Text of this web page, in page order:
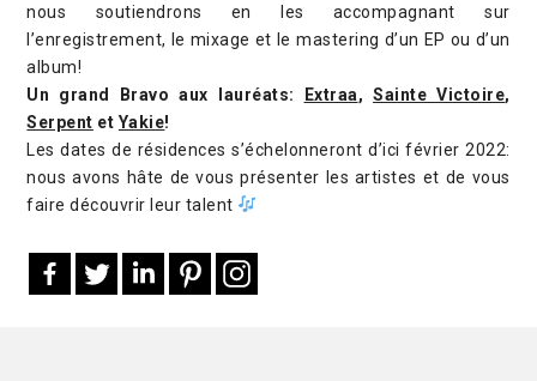
nous soutiendrons en les accompagnant sur
l’enregistrement, le mixage et le mastering d’un EP ou d’un
album!
Un grand Bravo aux lauréats:
Extraa,Sainte Victoire,
Serpent et Yakie!
Les dates de résidences s’échelonneront d’ici février 2022:
nous avons hâte de vous présenter les artistes et de vous
faire découvrir leur talent